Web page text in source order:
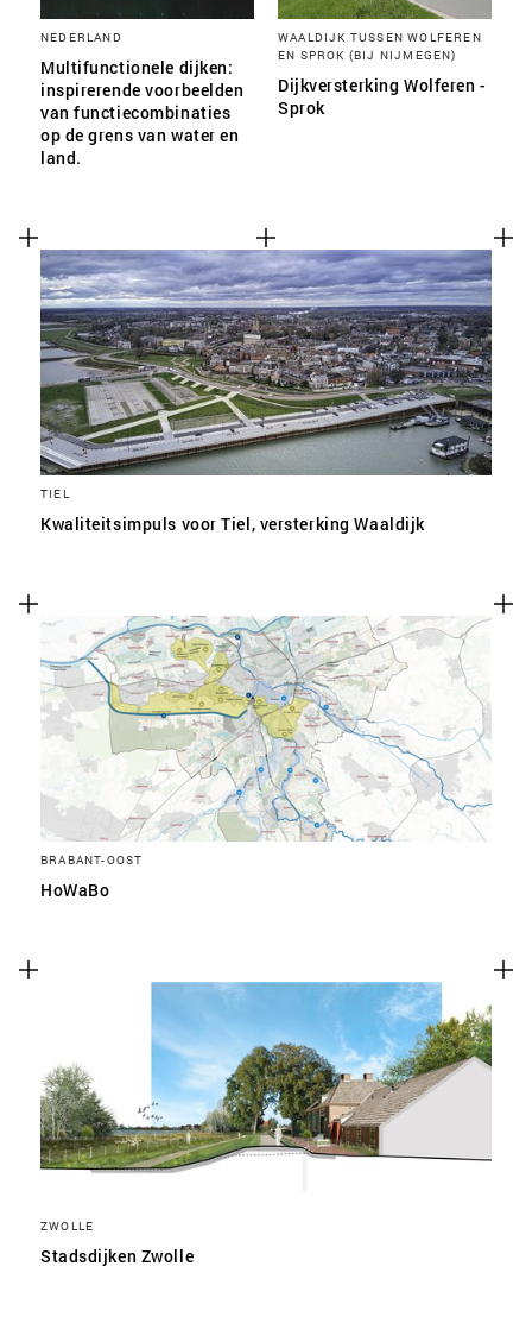
NEDERLAND
Multifunctionele dijken:
inspirerende voorbeelden
van functiecombinaties
op de grens van water en
land.
WAALDIJK TUSSEN WOLFEREN
EN SPROK (BIJ NIJMEGEN)
Dijkversterking Wolferen -
Sprok
TIEL
Kwaliteitsimpuls voor Tiel, versterking Waaldijk
BRABANT-OOST
HoWaBo
ZWOLLE
Stadsdijken Zwolle